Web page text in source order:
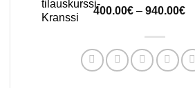
400.00€ – 940.00€